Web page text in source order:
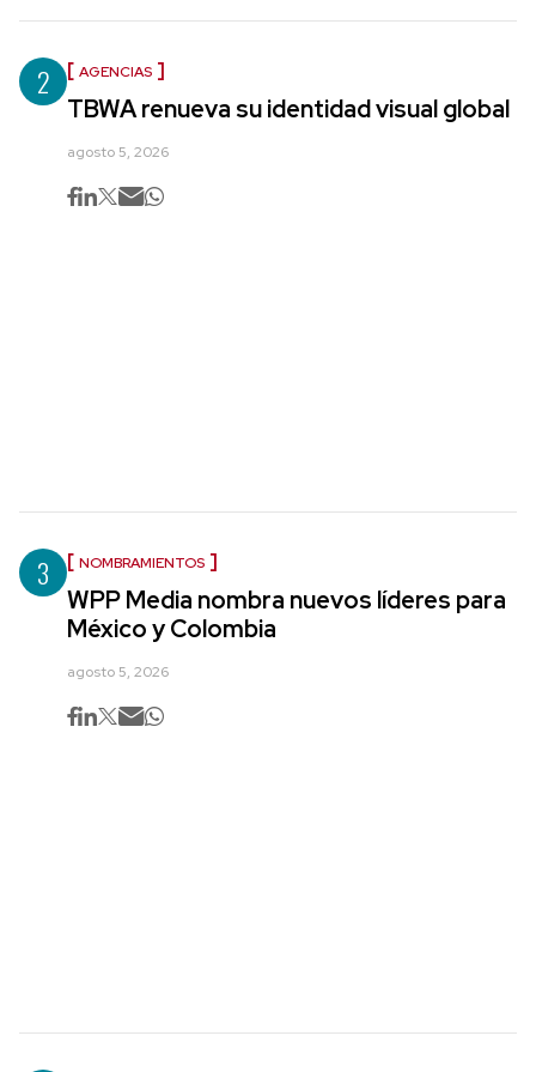
2 AGENCIAS
TBWA renueva su identidad visual global
agosto 5, 2026
3 NOMBRAMIENTOS
WPP Media nombra nuevos líderes para
México y Colombia
agosto 5, 2026